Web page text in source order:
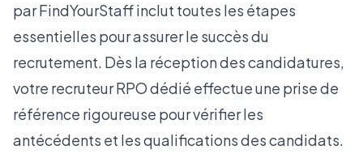
par FindYourStaff inclut toutes les étapes
essentielles pour assurer le succès du
recrutement. Dès la réception des candidatures,
votre recruteur RPO dédié effectue une prise de
référence rigoureuse pour vérifier les
antécédents et les qualifications des candidats.